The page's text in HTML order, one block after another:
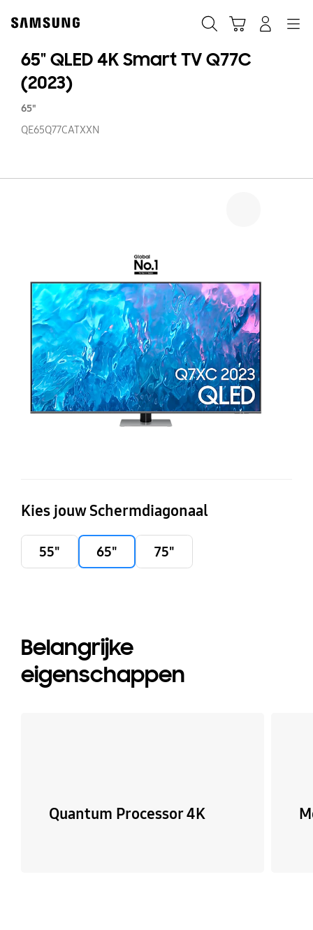
content
65" QLED 4K Smart TV Q77C
(2023)
65"
QE65Q77CATXXN
Kies jouw Schermdiagonaal
55" 65" 75"
Belangrijke
eigenschappen
Quantum Processor 4K